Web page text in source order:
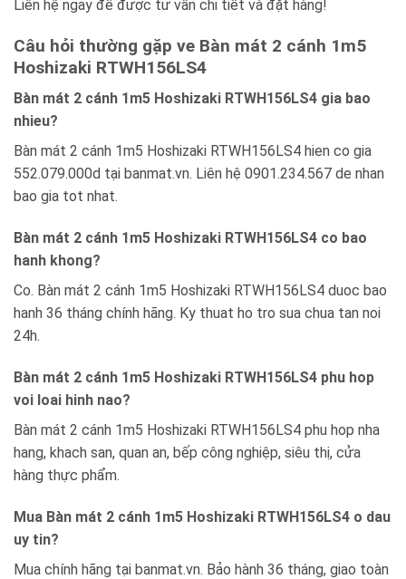
Liên hệ ngay để được tư vấn chi tiết và đặt hàng!
Câu hỏi thường gặp ve Bàn mát 2 cánh 1m5
Hoshizaki RTWH156LS4
Bàn mát 2 cánh 1m5 Hoshizaki RTWH156LS4 gia bao
nhieu?
Bàn mát 2 cánh 1m5 Hoshizaki RTWH156LS4 hien co gia
552.079.000d tại banmat.vn. Liên hệ 0901.234.567 de nhan
bao gia tot nhat.
Bàn mát 2 cánh 1m5 Hoshizaki RTWH156LS4 co bao
hanh khong?
Co. Bàn mát 2 cánh 1m5 Hoshizaki RTWH156LS4 duoc bao
hanh 36 tháng chính hãng. Ky thuat ho tro sua chua tan noi
24h.
Bàn mát 2 cánh 1m5 Hoshizaki RTWH156LS4 phu hop
voi loai hinh nao?
Bàn mát 2 cánh 1m5 Hoshizaki RTWH156LS4 phu hop nha
hang, khach san, quan an, bếp công nghiệp, siêu thị, cửa
hàng thực phẩm.
Mua Bàn mát 2 cánh 1m5 Hoshizaki RTWH156LS4 o dau
uy tin?
Mua chính hãng tại banmat.vn. Bảo hành 36 tháng, giao toàn